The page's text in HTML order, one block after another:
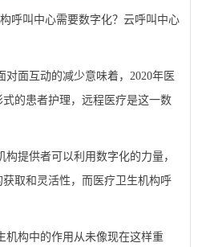
叫中心需要数字化？云呼叫中心
面互动的减少意味着，2020年医
的患者护理，远程医疗是这一数
提供者可以利用数字化的力量，
取和灵活性，而医疗卫生机构呼
构中的作用从未像现在这样重